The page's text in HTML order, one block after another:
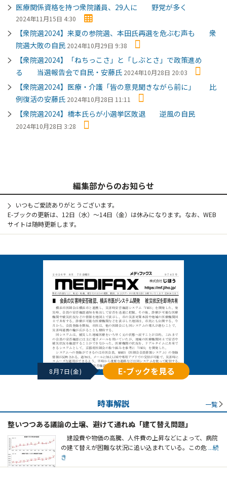
医療関係資格を持つ衆院議員、29人に 野党が多く
2024年11月15日 4:30
【衆院選2024】来夏の参院選、本田氏再選を危ぶむ声も 衆
院選大敗の自民 2024年10月29日 9:38
【衆院選2024】「ねちっこさ」と「しぶとさ」で政策進め
る 当選報告会で自民・安藤氏 2024年10月28日 20:03
【衆院選2024】医療・介護「皆の意見聞きながら前に」 比
例復活の安藤氏 2024年10月28日 11:11
【衆院選2024】橋本氏らが小選挙区敗退 逆風の自民
2024年10月28日 3:28
編集部からのお知らせ
いつもご愛読ありがとうございます。
E-ブックの更新は、12日（水）～14日（金）は休みになります。なお、WEB
サイトは随時更新します。
8月7日(金) E-ブックを見る
時事解説 一覧
整いつつある議論の土壌、避けて通れぬ「建て替え問題」
建設費や物価の高騰、人件費の上昇などによって、病院
の建て替えが困難な状況に追い込まれている。この危 ...続
き